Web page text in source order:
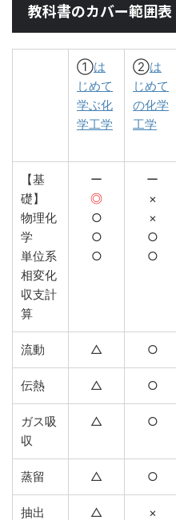
教科書のカバー範囲表
①は
じめて
学ぶ化
学工学
②は
じめて
の化学
工学
【基
礎】
物理化
学
単位系
相変化
収支計
算
ー
◎
○
○
○
ー
×
×
○
○
流動 △ ○
伝熱 △ ○
ガス吸
収
△ ○
蒸留 △ ○
抽出 △ ×